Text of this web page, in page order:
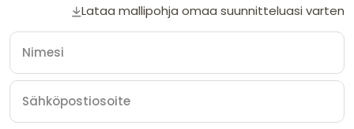
Lataa mallipohja omaa suunnitteluasi varten